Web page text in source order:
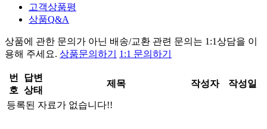
고객상품평
상품Q&A
상품에 관한 문의가 아닌 배송/교환 관련 문의는 1:1상담을 이
용해 주세요. 상품문의하기 1:1 문의하기
번
호
답변
상태
제목 작성자 작성일
등록된 자료가 없습니다!!